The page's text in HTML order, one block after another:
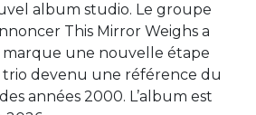
album studio. Le groupe
This Mirror Weighs a
marque une nouvelle étape
trio devenu une référence du
années 2000. L’album est